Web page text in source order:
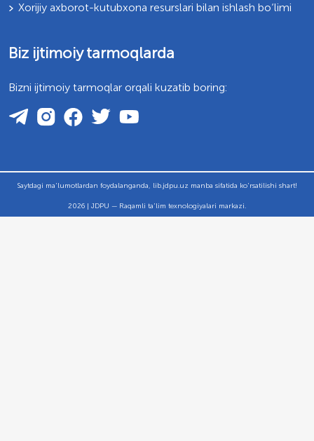
Xorijiy axborot-kutubxona resurslari bilan ishlash bo‘limi
Biz ijtimoiy tarmoqlarda
Bizni ijtimoiy tarmoqlar orqali kuzatib boring:
Saytdagi ma'lumotlardan foydalanganda, lib.jdpu.uz manba sifatida ko'rsatilishi shart!
2026 | JDPU — Raqamli ta'lim texnologiyalari markazi.